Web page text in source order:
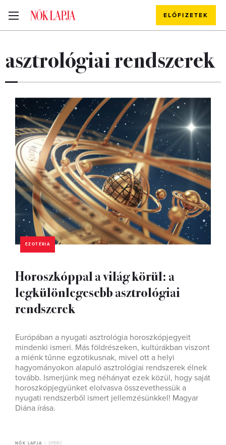
ELŐFIZETEK
asztrológiai rendszerek
EZOTÉRIA
Horoszkóppal a világ körül: a
legkülönlegesebb asztrológiai
rendszerek
Európában a nyugati asztrológia horoszkópjegyeit
mindenki ismeri. Más földrészeken, kultúrákban viszont
a miénk tűnne egzotikusnak, mivel ott a helyi
hagyományokon alapuló asztrológiai rendszerek élnek
tovább. Ismerjünk meg néhányat ezek közül, hogy saját
horoszkópjegyünket elolvasva összevethessük a
nyugati rendszerből ismert jellemzésünkkel! Magyar
Diána írása.
NŐK LAPJA 3 PERC